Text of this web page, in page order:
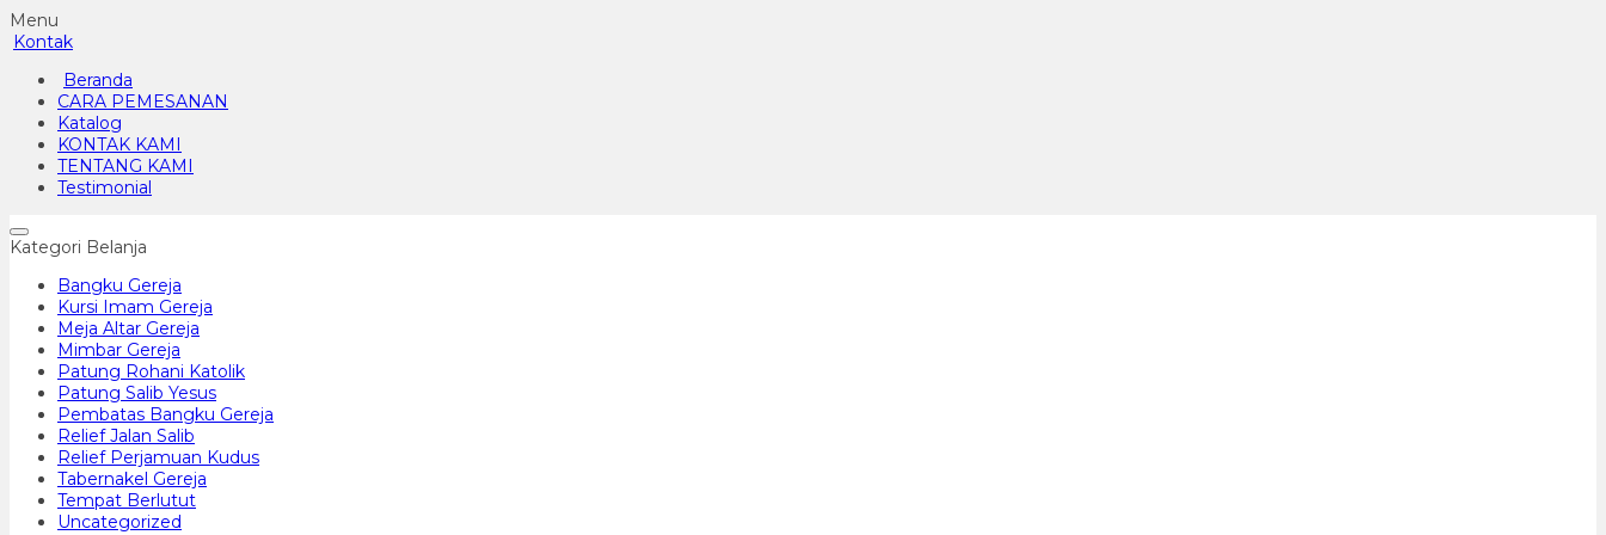
Menu
Kontak
Beranda
CARA PEMESANAN
Katalog
KONTAK KAMI
TENTANG KAMI
Testimonial
Kategori Belanja
Bangku Gereja
Kursi Imam Gereja
Meja Altar Gereja
Mimbar Gereja
Patung Rohani Katolik
Patung Salib Yesus
Pembatas Bangku Gereja
Relief Jalan Salib
Relief Perjamuan Kudus
Tabernakel Gereja
Tempat Berlutut
Uncategorized